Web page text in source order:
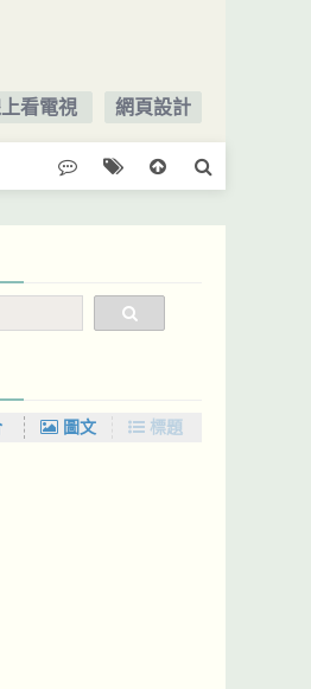
看電視 網頁設計
圖文
標題